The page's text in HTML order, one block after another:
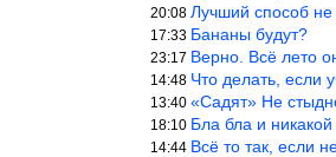
20:08 Лучший способ не переварить яйцо
17:33 Бананы будут?
23:17 Верно. Всё лето они не цветут —
14:48 Что делать, если участок
13:40 «Садят» Не
18:10 Бла бла и никакой конкретики,
14:44 Всё то так, если